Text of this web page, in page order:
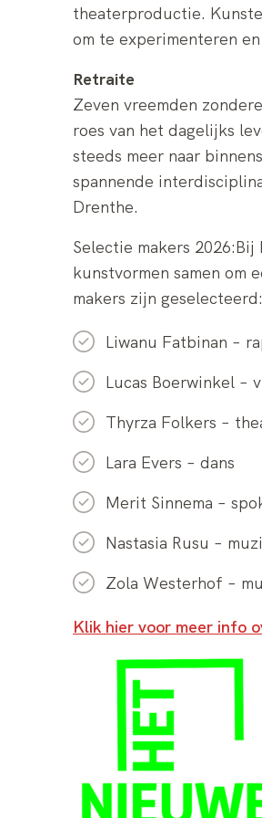
theaterproductie.
om te experimenteren
Retraite
Zeven vreemden
roes van het dagelijks
steeds meer naar
spannende
Drenthe.
Selectie makers 2026:Bij
kunstvormen samen om
makers zijn geselecteerd:
Liwanu Fatbinan –
Lucas Boerwinkel –
Thyrza Folkers –
Lara Evers – dans
Merit Sinnema –
Nastasia Rusu –
Zola Westerhof –
Klik hier voor meer info